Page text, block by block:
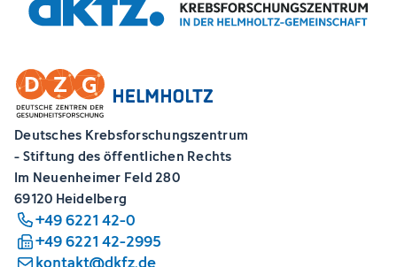
Deutsches Krebsforschungszentrum
- Stiftung des öffentlichen Rechts
Im Neuenheimer Feld 280
69120 Heidelberg
+49 6221 42-0
+49 6221 42-2995